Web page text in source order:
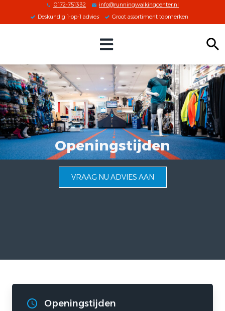
0172-751332
info@runningwalkingcenter.nl
Deskundig 1-op-1 advies Groot assortiment topmerken
Zoeken
Openingstijden
VRAAG NU ADVIES AAN
Openingstijden